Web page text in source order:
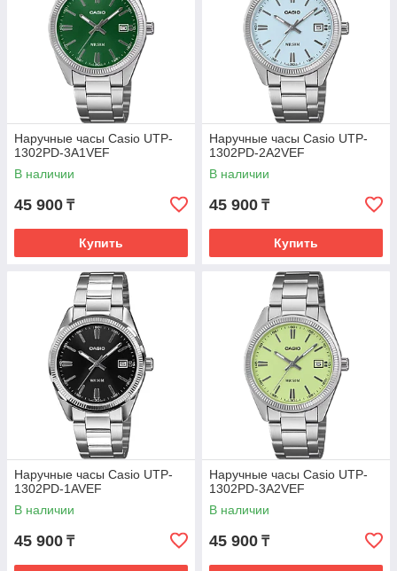
Наручные часы Casio UTP-
1302PD-3A1VEF
В наличии
45 900 ₸
Купить
Наручные часы Casio UTP-
1302PD-2A2VEF
В наличии
45 900 ₸
Купить
Наручные часы Casio UTP-
1302PD-1AVEF
В наличии
45 900 ₸
Наручные часы Casio UTP-
1302PD-3A2VEF
В наличии
45 900 ₸